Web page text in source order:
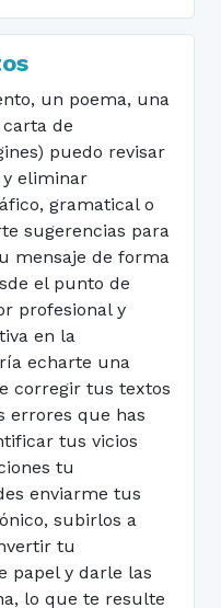
un poema, una
de
puedo revisar
y eliminar
gramatical o
sugerencias para
mensaje de forma
el punto de
profesional y
en la
echarte una
corregir tus textos
errores que has
tus vicios
tu
enviarme tus
subirlos a
tu
papel y darle las
lo que te resulte